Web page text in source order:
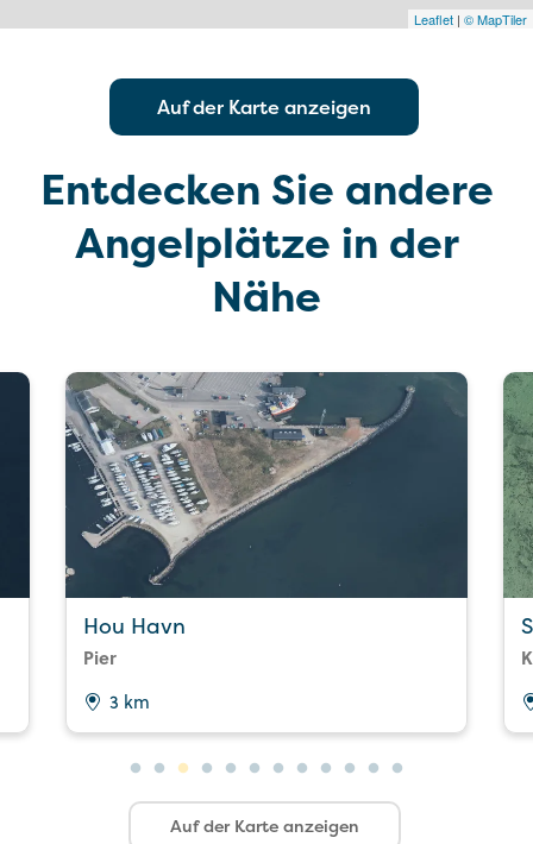
Leaflet | © MapTiler
Auf der Karte anzeigen
Entdecken Sie andere
Angelplätze in der
Nähe
Hou Havn
Pier
3 km
Auf der Karte anzeigen